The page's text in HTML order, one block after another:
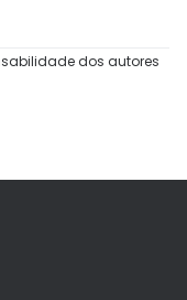
dos autores